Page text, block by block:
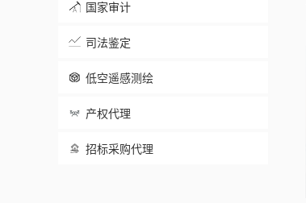
国家审计
司法鉴定
低空遥感测绘
产权代理
招标采购代理